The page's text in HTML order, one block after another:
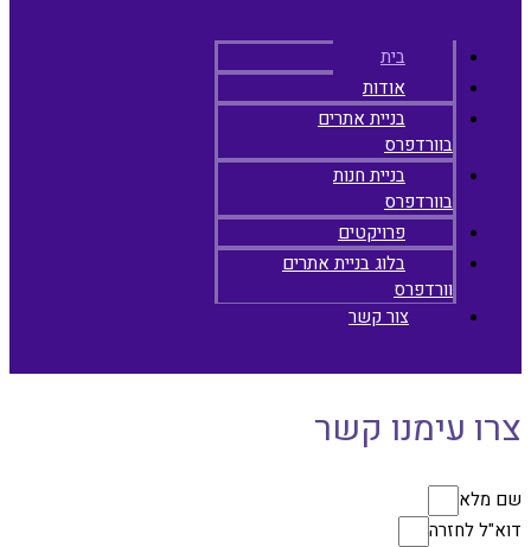
בית
אודות
בניית אתרים
בוורדפרס
בניית חנות
בוורדפרס
פרויקטים
בלוג בניית אתרים
וורדפרס
צור קשר
צרו עימנו קשר
שם מלא
דוא"ל לחזרה